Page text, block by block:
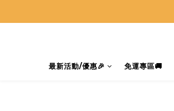
最新活動/優惠🎉 免運專區🚚